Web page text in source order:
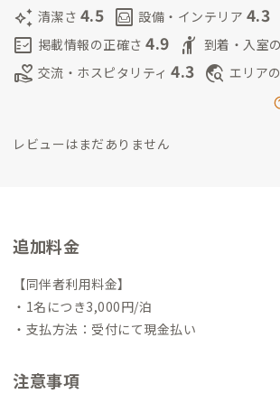
してデジタルノマドワーカーや村外の人向け
ニティースペースの運営、コミュニティづく
認証取得にも挑戦予定）。
ADDressを通じ
国内外の人々と共有し、持続可能な地域づく
auto_awesome 清潔さ 4.5 living 設備・インテリア 4.3
fact_check 掲載情報の正確さ 4.9 hail 到着・入室
volunteer_activism 交流・ホスピタリティ 4.3 travel_explore エリア
レビューはまだありません
追加料金
【同伴者利用料金】
・1名につき3,000円/泊
・支払方法：受付にて現金払い
注意事項